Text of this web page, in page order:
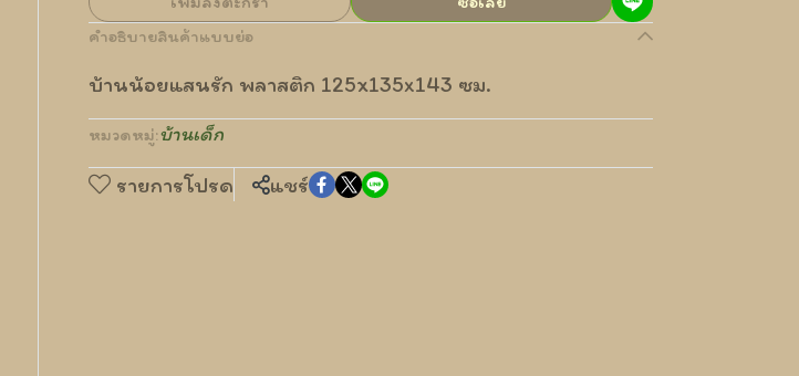
คำอธิบายสินค้าแบบย่อ
บ้านน้อยแสนรัก พลาสติก 125x135x143 ซม.
หมวดหมู่:บ้านเด็ก
รายการโปรด แชร์